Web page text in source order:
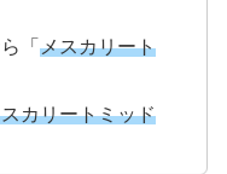
「 メスカリート
カリートミッド